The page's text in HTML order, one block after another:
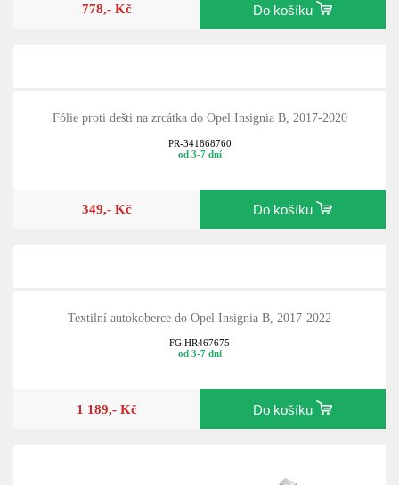
778,- Kč Do košíku
Fólie proti dešti na zrcátka do Opel Insignia B, 2017-2020
PR-341868760
od 3-7 dní
349,- Kč Do košíku
Textilní autokoberce do Opel Insignia B, 2017-2022
FG.HR467675
od 3-7 dní
1 189,- Kč Do košíku